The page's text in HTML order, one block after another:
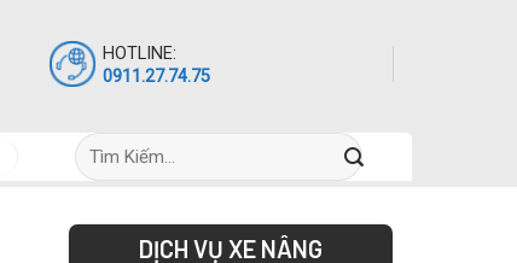
HOTLINE:
0911.27.74.75
Tìm
kiếm:
DỊCH VỤ XE NÂNG